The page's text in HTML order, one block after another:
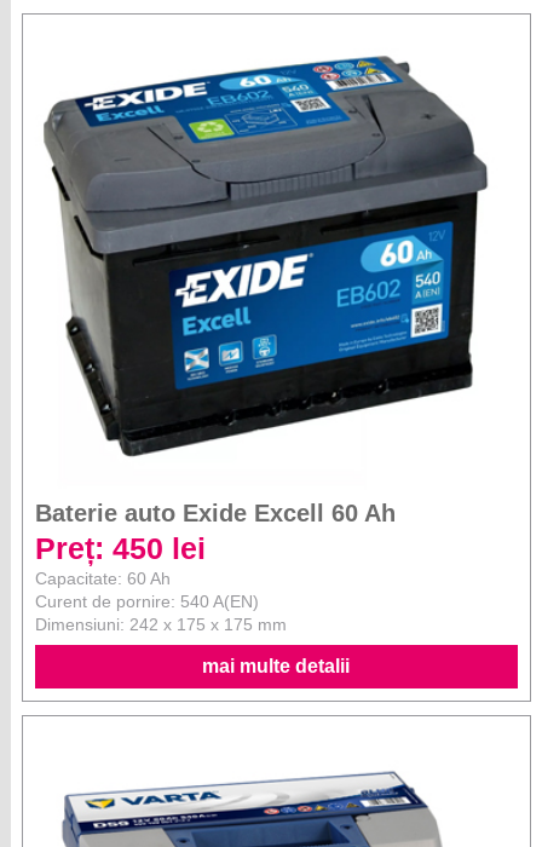
Baterie auto Exide Excell 60 Ah
Preț: 450 lei
Capacitate: 60 Ah
Curent de pornire: 540 A(EN)
Dimensiuni: 242 x 175 x 175 mm
mai multe detalii